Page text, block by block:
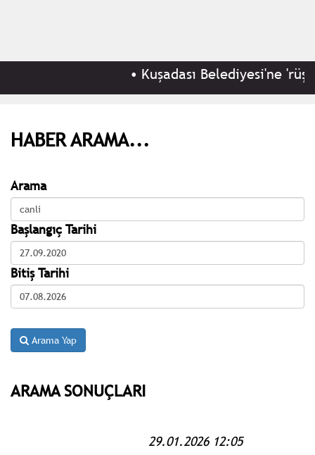
Kuşadası Belediyesi'ne
HABER ARAMA...
Arama
Başlangıç Tarihi
Bitiş Tarihi
Arama Yap
ARAMA SONUÇLARI
29.01.2026 12:05